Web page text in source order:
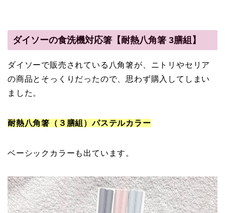
ダイソーの食洗機対応箸【耐熱八角箸 3膳組】
ダイソーで販売されている八角箸が、ニトリやセリア
の商品とそっくりだったので、思わず購入してしまい
ました。
耐熱八角箸（３膳組）パステルカラー
ベーシックカラーも出ています。